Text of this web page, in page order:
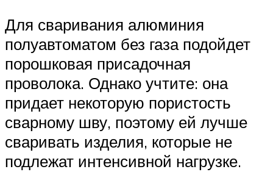
Для сваривания алюминия
полуавтоматом без газа подойдет
порошковая присадочная
проволока. Однако учтите: она
придает некоторую пористость
сварному шву, поэтому ей лучше
сваривать изделия, которые не
подлежат интенсивной нагрузке.